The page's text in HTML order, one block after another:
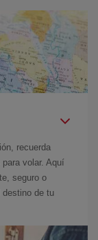
recuerda
volar. Aquí
seguro o
destino de tu